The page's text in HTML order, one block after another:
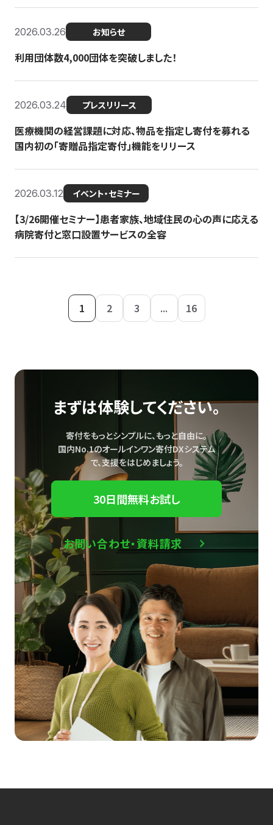
2026.03.26 お知らせ
利用団体数4,000団体を突破しました！
2026.03.24 プレスリリース
医療機関の経営課題に対応、物品を指定し寄付を募れる
国内初の「寄贈品指定寄付」機能をリリース
2026.03.12 イベント・セミナー
【3/26開催セミナー】患者家族、地域住民の心の声に応える
病院寄付と窓口設置サービスの全容
1 2 3 ... 16
まずは体験してください。
寄付をもっとシンプルに、もっと自由に。
国内No.1のオールインワン寄付DXシステム
で、支援をはじめましょう。
30日間無料お試し
お問い合わせ・資料請求